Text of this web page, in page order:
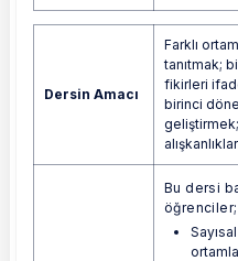
Dersin Amacı
Farklı
tanıtmak;
fikirleri
birinci
Bu dersi
öğrenciler;